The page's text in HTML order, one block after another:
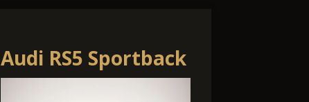
Audi RS5 Sportback
2.9 TFSI Q Tip.